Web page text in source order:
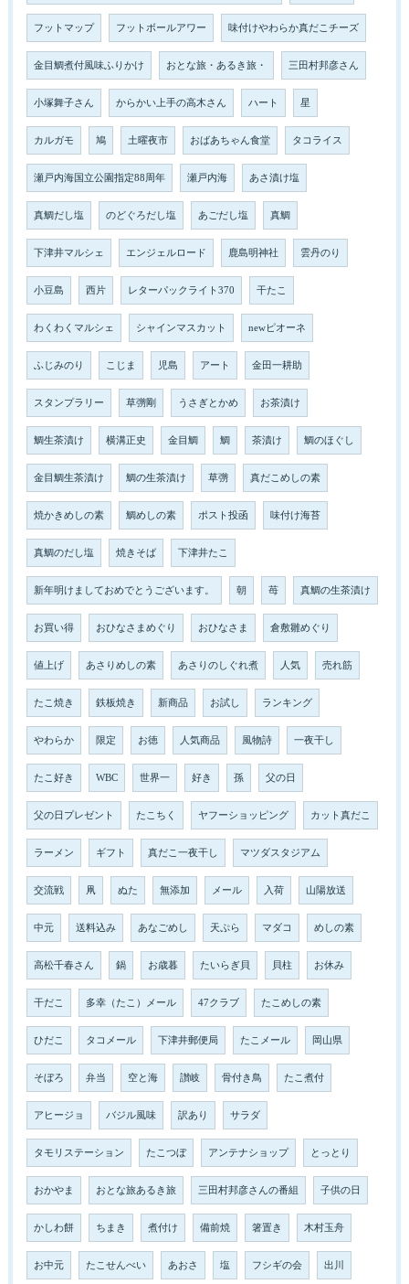
フットマップ フットボールアワー 味付けやわらか真だこチーズ
金目鯛煮付風味ふりかけ おとな旅・あるき旅・ 三田村邦彦さん
小塚舞子さん からかい上手の高木さん ハート 星
カルガモ 鳩 土曜夜市 おばあちゃん食堂 タコライス
瀬戸内海国立公園指定88周年 瀬戸内海 あさ漬け塩
真鯛だし塩 のどぐろだし塩 あごだし塩 真鯛
下津井マルシェ エンジェルロード 鹿島明神社 雲丹のり
小豆島 西片 レターパックライト370 干たこ
わくわくマルシェ シャインマスカット newピオーネ
ふじみのり こじま 児島 アート 金田一耕助
スタンプラリー 草彅剛 うさぎとかめ お茶漬け
鯛生茶漬け 横溝正史 金目鯛 鯛 茶漬け 鯛のほぐし
金目鯛生茶漬け 鯛の生茶漬け 草彅 真だこめしの素
焼かきめしの素 鯛めしの素 ポスト投函 味付け海苔
真鯛のだし塩 焼きそば 下津井たこ
新年明けましておめでとうございます。 朝 苺 真鯛の生茶漬け
お買い得 おひなさまめぐり おひなさま 倉敷雛めぐり
値上げ あさりめしの素 あさりのしぐれ煮 人気 売れ筋
たこ焼き 鉄板焼き 新商品 お試し ランキング
やわらか 限定 お徳 人気商品 風物詩 一夜干し
たこ好き WBC 世界一 好き 孫 父の日
父の日プレゼント たこちく ヤフーショッピング カット真だこ
ラーメン ギフト 真だこ一夜干し マツダスタジアム
交流戦 凧 ぬた 無添加 メール 入荷 山陽放送
中元 送料込み あなごめし 天ぷら マダコ めしの素
高松千春さん 鍋 お歳暮 たいらぎ貝 貝柱 お休み
干だこ 多幸（たこ）メール 47クラブ たこめしの素
ひだこ タコメール 下津井郵便局 たこメール 岡山県
そぼろ 弁当 空と海 讃岐 骨付き鳥 たこ煮付
アヒージョ バジル風味 訳あり サラダ
タモリステーション たこつぼ アンテナショップ とっとり
おかやま おとな旅あるき旅 三田村邦彦さんの番組 子供の日
かしわ餅 ちまき 煮付け 備前焼 箸置き 木村玉舟
お中元 たこせんべい あおさ 塩 フシギの会 出川